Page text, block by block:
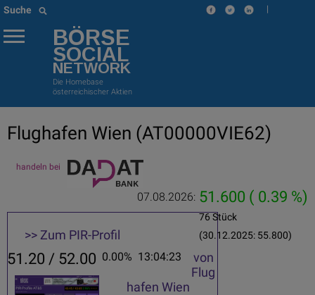
Suche |
BÖRSE
SOCIAL
NETWORK
Die Homebase
österreichischer Aktien
Flughafen Wien (AT00000VIE62)
handeln bei
07.08.2026: 51.600 ( 0.39 %)
76 Stück
(30.12.2025: 55.800)
51.20 / 52.00 0.00% 13:04:23
>> Zum PIR-Profil
von
Flug
hafen Wien